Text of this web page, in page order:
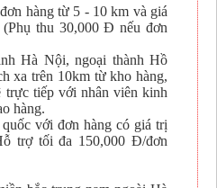
hàng từ 5 - 10 km và giá
thu 30,000 Đ nếu đơn
Hà Nội, ngoại thành Hồ
xa trên 10km từ kho hàng,
tiếp với nhân viên kinh
hàng.
với đơn hàng có giá trị
trợ tối đa 150,000 Đ/đơn